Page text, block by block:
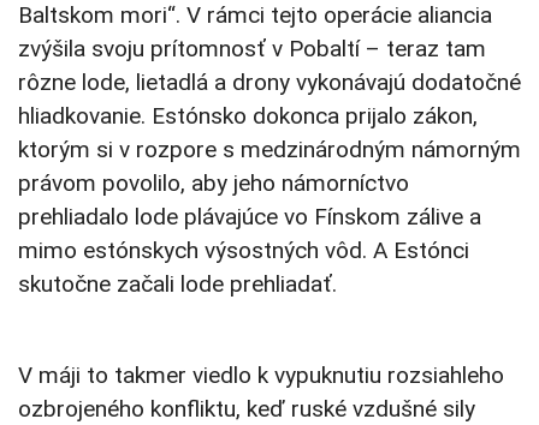
Baltskom mori“. V rámci tejto operácie aliancia
zvýšila svoju prítomnosť v Pobaltí – teraz tam
rôzne lode, lietadlá a drony vykonávajú dodatočné
hliadkovanie. Estónsko dokonca prijalo zákon,
ktorým si v rozpore s medzinárodným námorným
právom povolilo, aby jeho námorníctvo
prehliadalo lode plávajúce vo Fínskom zálive a
mimo estónskych výsostných vôd. A Estónci
skutočne začali lode prehliadať.
V máji to takmer viedlo k vypuknutiu rozsiahleho
ozbrojeného konfliktu, keď ruské vzdušné sily